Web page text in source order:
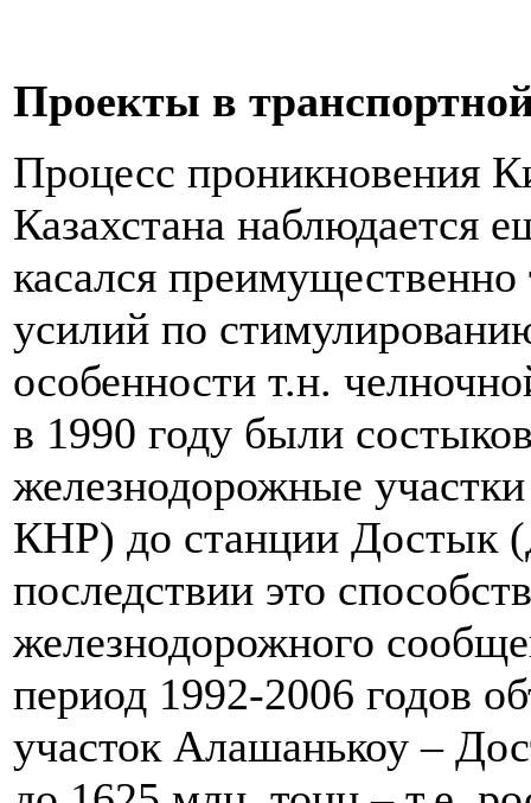
Проекты в
Процесс проникновения
Казахстана наблюдается
касался
усилий по
особенности т.н.
в 1990 году были
железнодорожные
КНР) до станции Достык
последствии это
железнодорожного
период 1992-2006 годов
участок Алашанькоу –